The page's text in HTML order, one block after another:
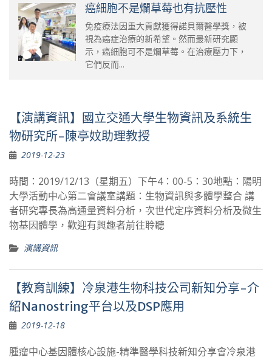
癌細胞不是爛草莓也有抗壓性
免疫療法因重大貢獻獲得諾貝爾醫學獎，被
視為癌症治療的新希望。然而最新研究顯
示，癌細胞可不是爛草莓。在治療壓力下，
它們反而...
【演講資訊】國立交通大學生物資訊及系統生
物研究所-陳亭妏助理教授
2019-12-23
時間：2019/12/13（星期五）下午4：00-5：30地點：陽明
大學活動中心第二會議室講題：生物資訊與多體學整合 講
者研究專長為高通量資料分析，次世代定序資料分析及微生
物基因體學，歡迎有興趣者前往聆聽
演講資訊
【教育訓練】冷泉港生物科技公司新知分享-介
紹Nanostring平台以及DSP應用
2019-12-18
腫瘤中心基因體核心設施-精準醫學科技新知分享會冷泉港